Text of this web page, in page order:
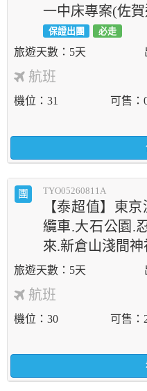
一中床專案(佐
保證出團 必走
5天
航班
機位 31 可售
團 TYO05260811A
【泰超值】東
纜車.大石公園.
來.新倉山淺間
5天
航班
機位 30 可售